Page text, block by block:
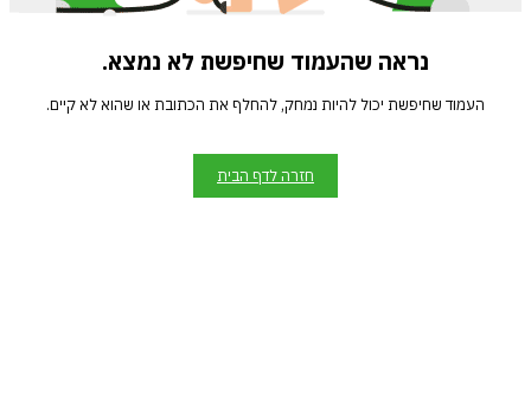
נראה שהעמוד שחיפשת לא נמצא.
העמוד שחיפשת יכול להיות נמחק, להחלף את הכתובת או שהוא לא קיים.
חזרה לדף הבית